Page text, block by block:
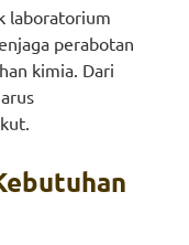
laboratorium
perabotan
kimia. Dari